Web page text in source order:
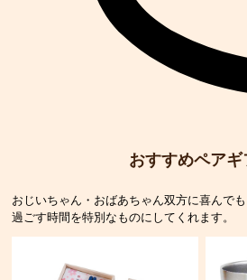
おすすめペアギ
おじいちゃん・おばあちゃん双方に喜んで
過ごす時間を特別なものにしてくれます。